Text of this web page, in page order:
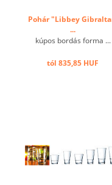
Pohár "Libbey
...
kúpos bordás forma ...
tól 835,85 HUF